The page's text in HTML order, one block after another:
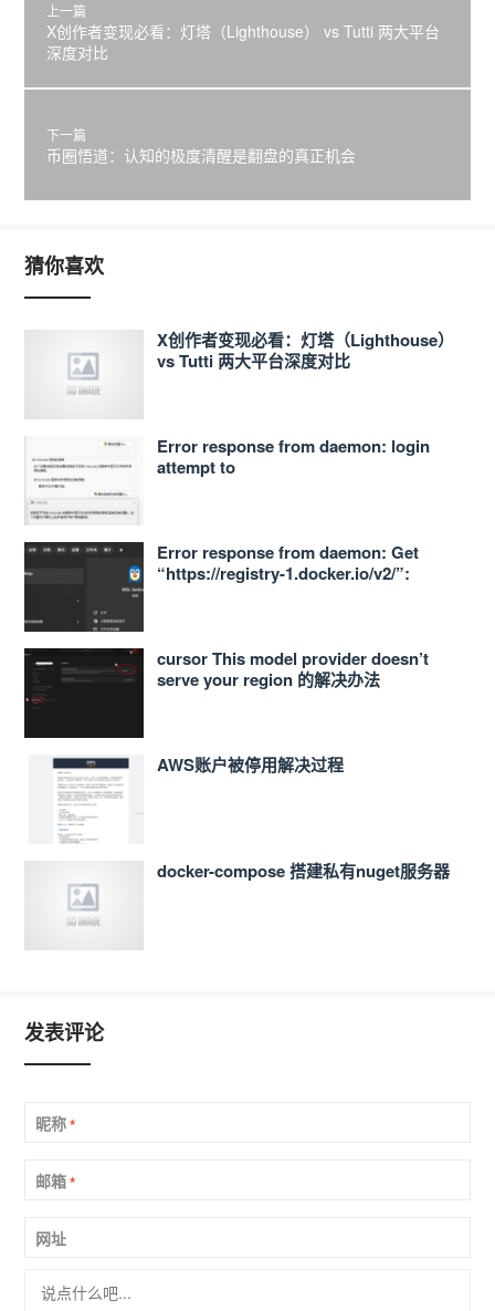
上一篇
X创作者变现必看：灯塔（Lighthouse） vs Tutti 两大平台
深度对比
下一篇
币圈悟道：认知的极度清醒是翻盘的真正机会
猜你喜欢
X创作者变现必看：灯塔（Lighthouse）
vs Tutti 两大平台深度对比
Error response from daemon: login
attempt to
Error response from daemon: Get
“https://registry-1.docker.io/v2/”:
cursor This model provider doesn’t
serve your region 的解决办法
AWS账户被停用解决过程
docker-compose 搭建私有nuget服务器
发表评论
昵称*
邮箱*
网址